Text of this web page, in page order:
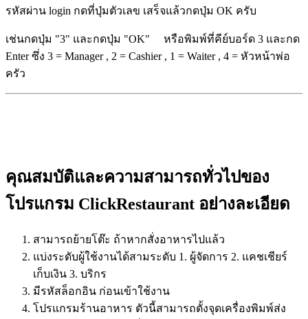
รหัสผ่าน login กดที่ปุ่มตัวเลข เสร็จแล้วกดปุ่ม OK ครับ
เช่นกดปุ่ม "3" และกดปุ่ม "OK" หรือพิมพ์ที่คีย์บอร์ด 3 และกด
Enter ซึ่ง 3 = Manager , 2 = Cashier , 1 = Waiter , 4 = หัวหน้าพ่อ
ครัว
คุณสมบัติและความสามารถทั่วไปของ
โปรแกรม ClickRestaurant อย่างละเอียด
สามารถย้ายโต๊ะ ถ้าหากสั่งอาหารไปแล้ว
แบ่งระดับผู้ใช้งานได้สามระดับ 1. ผู้จัดการ 2. แคชเชียร์
เก็บเงิน 3. บริกร
มีรหัสล็อกอิน ก่อนเข้าใช้งาน
โปรแกรมร้านอาหาร ตัวนี้สามารถตั้งจุดเครื่องพิมพ์ส่ง